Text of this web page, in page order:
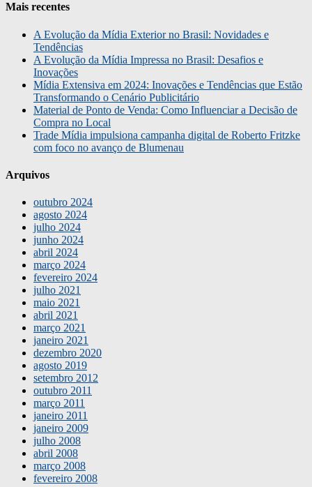
Mais recentes
A Evolução da Mídia Exterior no Brasil: Novidades e
Tendências
A Evolução da Mídia Impressa no Brasil: Desafios e
Inovações
Mídia Extensiva em 2024: Inovações e Tendências que Estão
Transformando o Cenário Publicitário
Material de Ponto de Venda: Como Influenciar a Decisão de
Compra no Local
Trade Mídia impulsiona campanha digital de Roberto Fritzke
com foco no avanço de Blumenau
Arquivos
outubro 2024
agosto 2024
julho 2024
junho 2024
abril 2024
março 2024
fevereiro 2024
julho 2021
maio 2021
abril 2021
março 2021
janeiro 2021
dezembro 2020
agosto 2019
setembro 2012
outubro 2011
março 2011
janeiro 2011
janeiro 2009
julho 2008
abril 2008
março 2008
fevereiro 2008